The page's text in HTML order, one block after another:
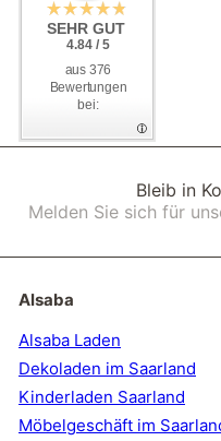
SEHR GUT
4.84 / 5
aus 376
Bewertungen
bei:
SEHR GUT
4.84 / 5
aus 376
Bewertungen
bei:
Bleib in
Abonnieren
Melden
unsere
Mailingliste
an
Alsaba
Alsaba Laden
Dekoladen im Saarland
Kinderladen Saarland
Möbelgeschäft im